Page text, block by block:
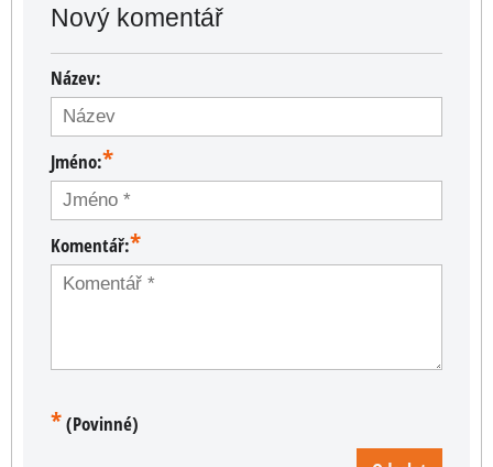
Nový komentář
Název:
Jméno:*
Komentář:*
*(Povinné)